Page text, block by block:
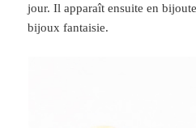
jour. Il apparaît ensuite en
bijoux fantaisie.